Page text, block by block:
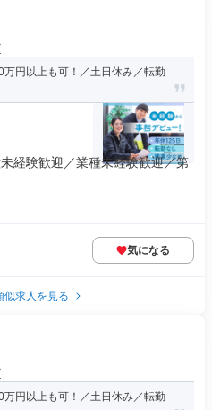
円以上も可！／土日休み／転勤
経験歓迎／業種未経験歓迎／第
気になる
似求人を見る
円以上も可！／土日休み／転勤